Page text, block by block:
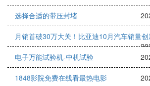
选择合适的带压封堵
月销首破30万大关！比亚迪10月汽车销量创
电子万能试验机-中机试验
1848影院免费在线看最热电影